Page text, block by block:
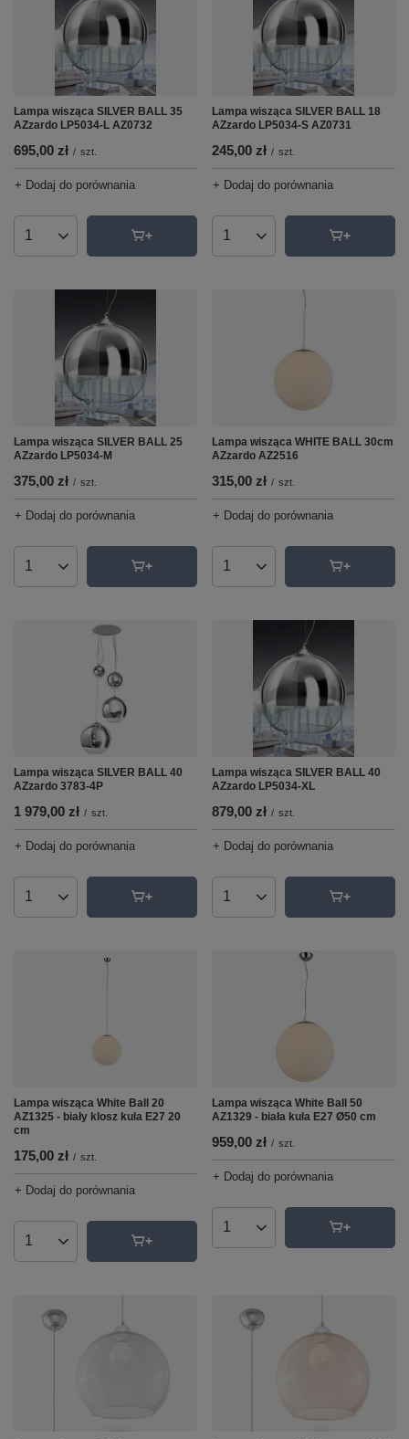
Lampa wisząca SILVER BALL 35
AZzardo LP5034-L AZ0732
695,00 zł / szt.
+ Dodaj do porównania
Ilość produktów
Lampa wisząca SILVER BALL 18
AZzardo LP5034-S AZ0731
245,00 zł / szt.
+ Dodaj do porównania
Ilość produktów
Lampa wisząca SILVER BALL 25
AZzardo LP5034-M
375,00 zł / szt.
+ Dodaj do porównania
Ilość produktów
Lampa wisząca WHITE BALL 30cm
AZzardo AZ2516
315,00 zł / szt.
+ Dodaj do porównania
Ilość produktów
Lampa wisząca SILVER BALL 40
AZzardo 3783-4P
1 979,00 zł / szt.
+ Dodaj do porównania
Ilość produktów
Lampa wisząca SILVER BALL 40
AZzardo LP5034-XL
879,00 zł / szt.
+ Dodaj do porównania
Ilość produktów
Lampa wisząca White Ball 20
AZ1325 - biały klosz kula E27 20
cm
175,00 zł / szt.
+ Dodaj do porównania
Ilość produktów
Lampa wisząca White Ball 50
AZ1329 - biała kula E27 Ø50 cm
959,00 zł / szt.
+ Dodaj do porównania
Ilość produktów